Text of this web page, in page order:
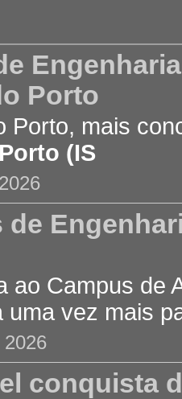
Porto
Porto, mais
(IS
de
ao Campus de
uma vez mais
conquista